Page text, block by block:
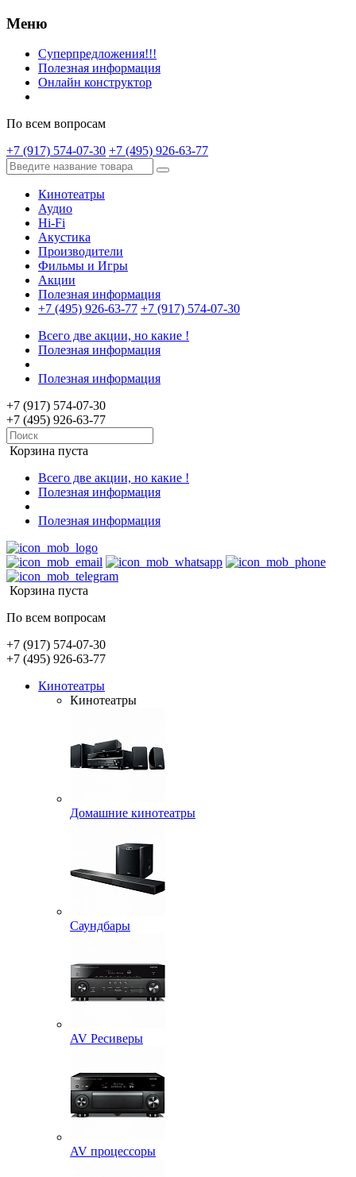
Меню
Суперпредложения!!!
Полезная информация
Онлайн конструктор
По всем вопросам
+7 (917) 574-07-30 +7 (495) 926-63-77
Кинотеатры
Аудио
Hi-Fi
Акустика
Производители
Фильмы и Игры
Акции
Полезная информация
+7 (495) 926-63-77 +7 (917) 574-07-30
Всего две акции, но какие !
Полезная информация
Полезная информация
+7 (917) 574-07-30
+7 (495) 926-63-77
Корзина пуста
Всего две акции, но какие !
Полезная информация
Полезная информация
Корзина пуста
По всем вопросам
+7 (917) 574-07-30
+7 (495) 926-63-77
Кинотеатры
Кинотеатры
Домашние кинотеатры
Саундбары
AV Ресиверы
AV процессоры